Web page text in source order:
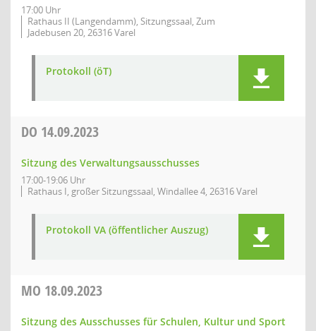
17:00 Uhr
Rathaus II (Langendamm), Sitzungssaal, Zum
Jadebusen 20, 26316 Varel
Protokoll (öT)
DO 14.09.2023
Sitzung des Verwaltungsausschusses
17:00-19:06 Uhr
Rathaus I, großer Sitzungssaal, Windallee 4, 26316 Varel
Protokoll VA (öffentlicher Auszug)
MO 18.09.2023
Sitzung des Ausschusses für Schulen, Kultur und Sport